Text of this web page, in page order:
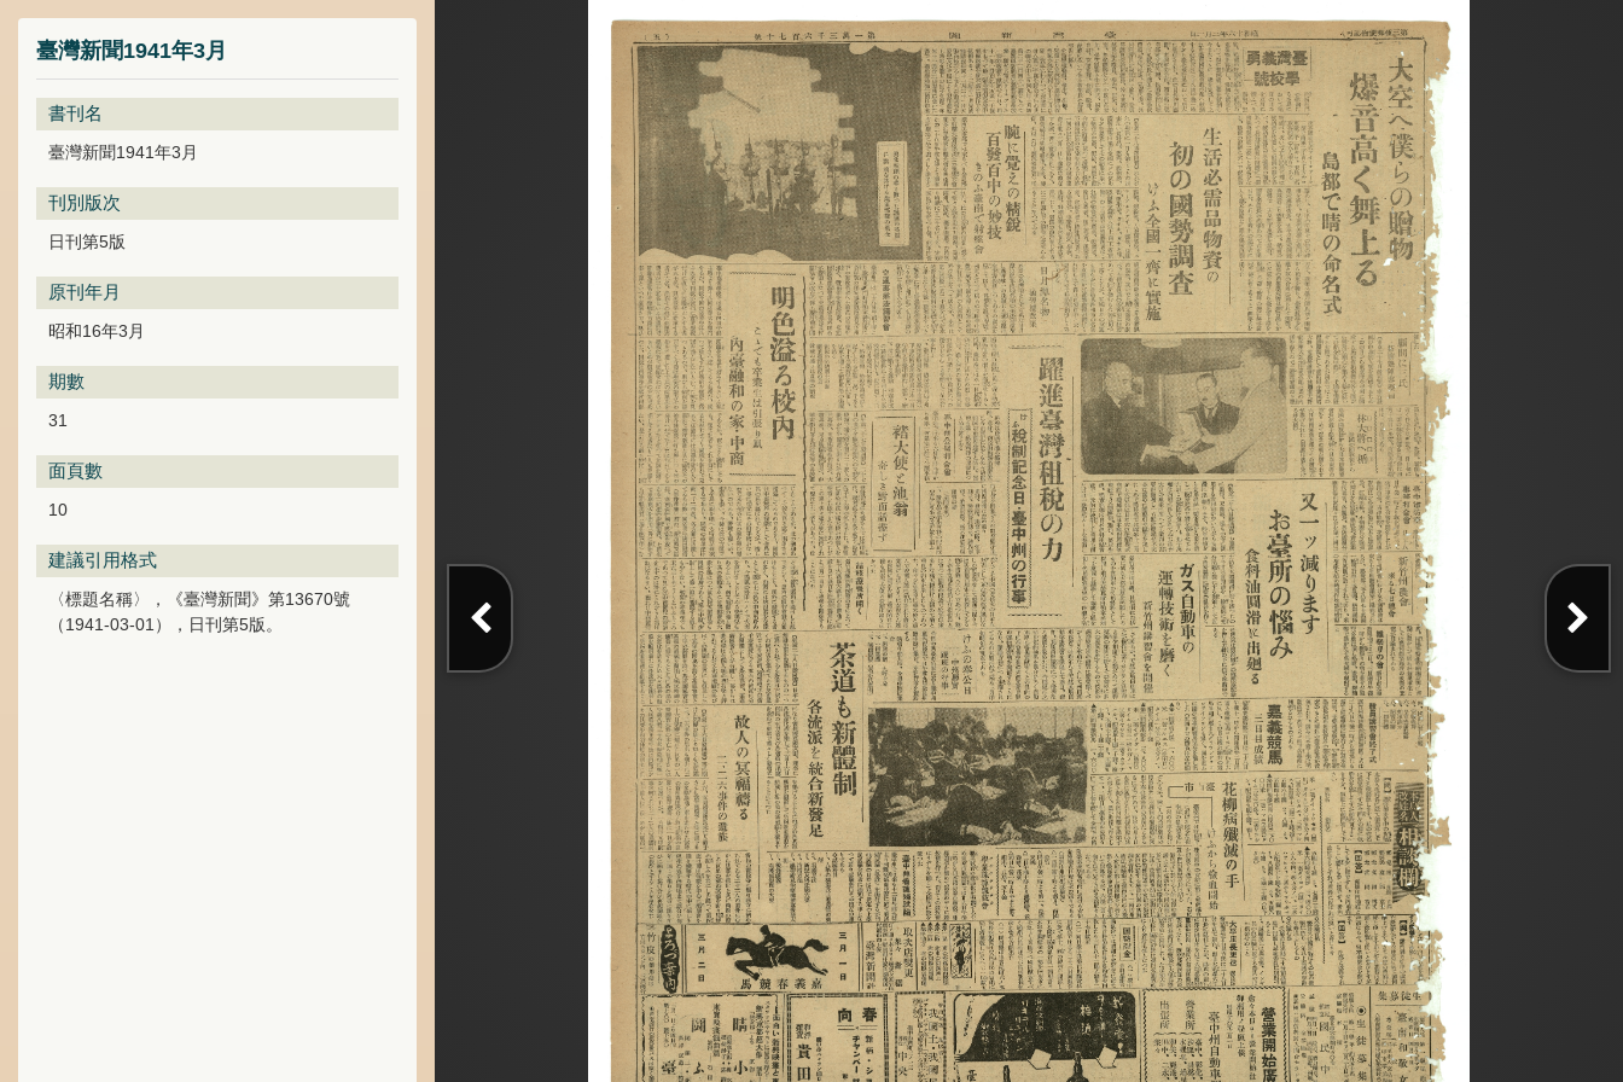
臺灣新聞1941年3月
書刊名
臺灣新聞1941年3月
刊別版次
日刊第5版
原刊年月
昭和16年3月
期數
31
面頁數
10
建議引用格式
〈標題名稱〉，《臺灣新聞》第13670號
（1941-03-01），日刊第5版。